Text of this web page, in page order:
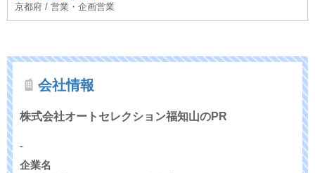
京都府 / 営業・企画営業
会社情報
株式会社オートセレクション福知山のPR
-
企業名